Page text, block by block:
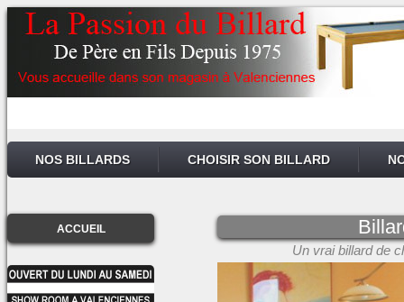
NOS BILLARDS CHOISIR SON BILLARD
ACCUEIL
Un vrai billard de